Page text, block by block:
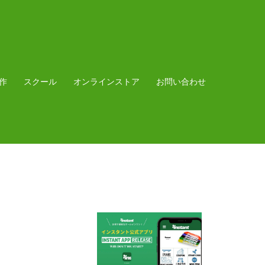
スクール オンラインストア お問い合わせ